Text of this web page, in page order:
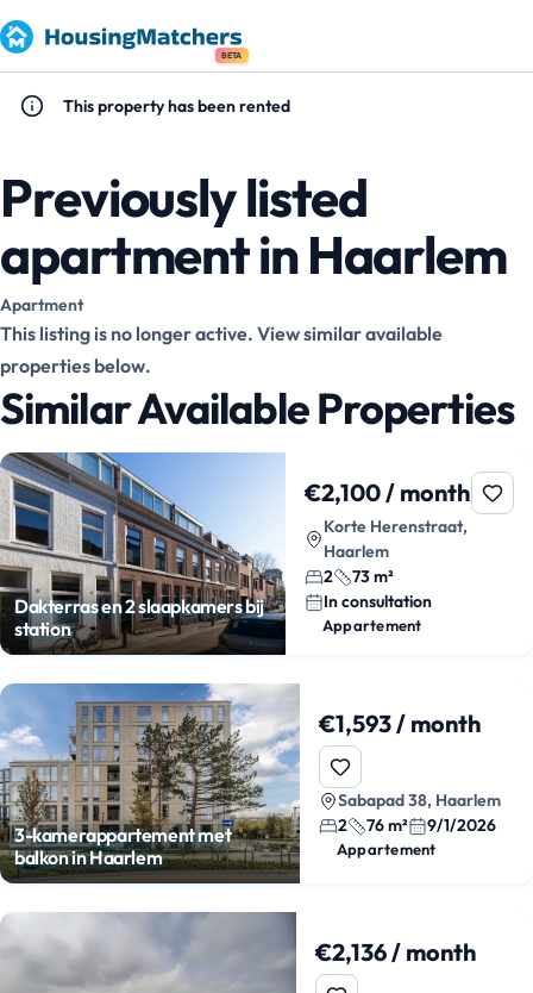
BETA
This property has been rented
Previously listed
apartment in Haarlem
Apartment
This listing is no longer active. View similar available
properties below.
Similar Available Properties
Dakterras en 2 slaapkamers bij
station
€2,100 / month
Korte Herenstraat,
Haarlem
2
73 m²
In consultation
Appartement
3-kamerappartement met
balkon in Haarlem
€1,593 / month
Sabapad 38, Haarlem
2
76 m² 9/1/2026
Appartement
€2,136 / month